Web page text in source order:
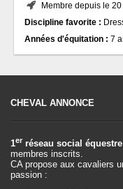
Membre depuis le
Discipline favorite :
Années d'équitation : 7
CHEVAL ANNONCE
1er réseau social équestre
membres inscrits.
CA propose aux cavaliers
passion :